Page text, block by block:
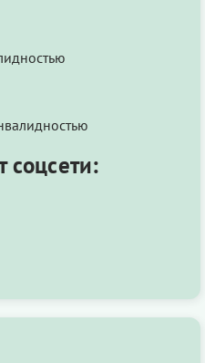
соцсети: